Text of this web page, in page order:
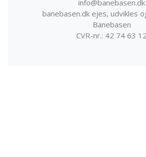
info@banebasen.dk
banebasen.dk ejes, udvikles
Banebasen
CVR-nr.: 42 74 63 12